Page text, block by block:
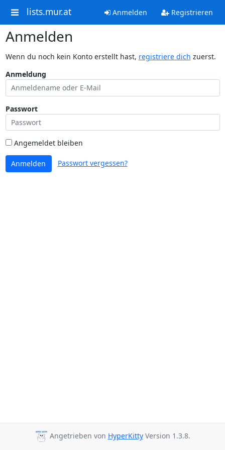
lists.mur.at Anmelden Registrieren
Anmelden
Wenn du noch kein Konto erstellt hast, registriere dich zuerst.
Anmeldung
Passwort
Angemeldet bleiben
Anmelden Passwort vergessen?
Angetrieben von HyperKittyVersion 1.3.8.